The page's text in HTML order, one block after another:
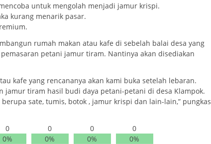
untuk mengolah menjadi jamur krispi.
kurang menarik pasar.
rumah makan atau kafe di sebelah balai desa yang
petani jamur tiram. Nantinya akan disediakan
kafe yang rencananya akan kami buka setelah lebaran.
jamur tiram hasil budi daya petani-petani di desa Klampok.
sate, tumis, botok , jamur krispi dan lain-lain,” pungkas
0
0%
0
0%
0
0%
0
0%